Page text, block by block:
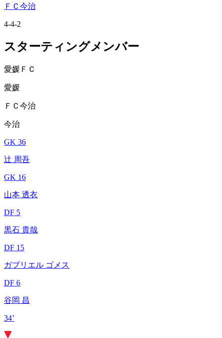
ＦＣ今治
4-4-2
スターティングメンバー
愛媛ＦＣ
愛媛
ＦＣ今治
今治
GK 36
辻 周吾
GK 16
山本 透衣
DF 5
黒石 貴哉
DF 15
ガブリエル ゴメス
DF 6
谷岡 昌
34’